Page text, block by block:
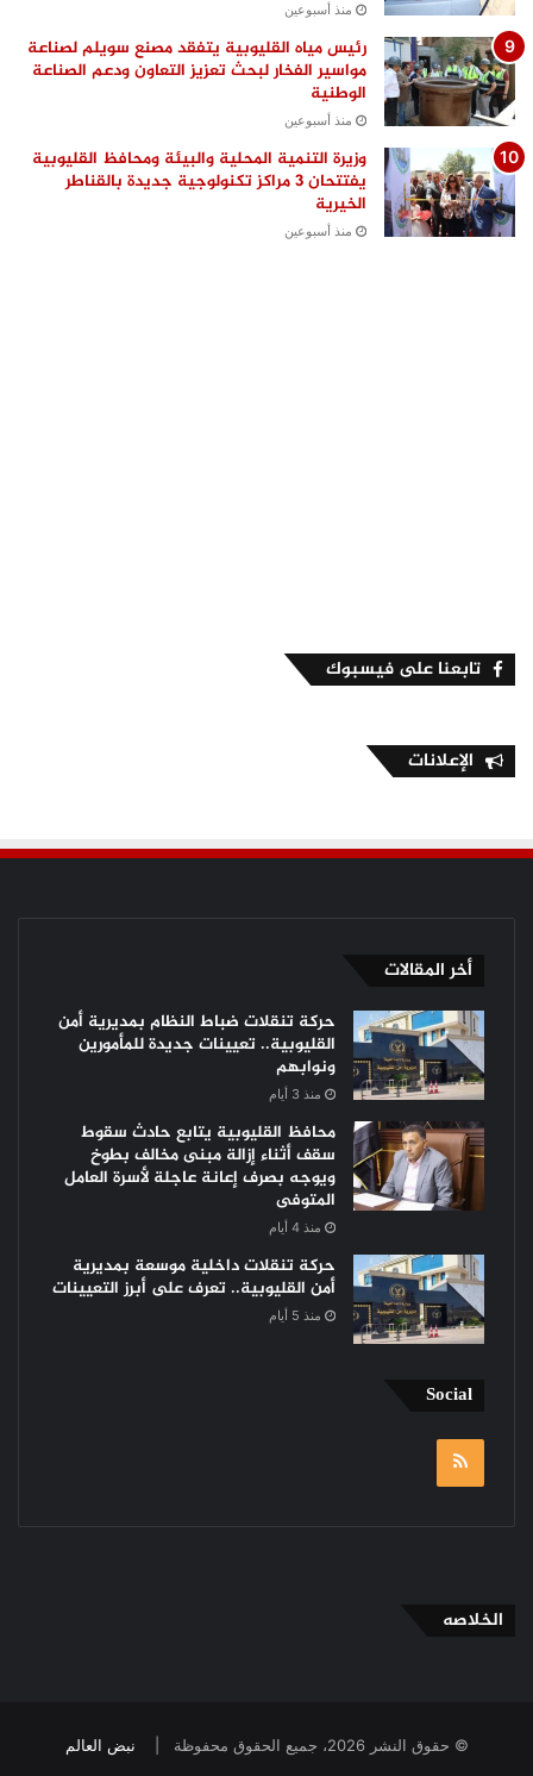
منذ أسبوعين
رئيس مياه القليوبية يتفقد مصنع سويلم لصناعة
مواسير الفخار لبحث تعزيز التعاون ودعم الصناعة
الوطنية
منذ أسبوعين
وزيرة التنمية المحلية والبيئة ومحافظ القليوبية
يفتتحان 3 مراكز تكنولوجية جديدة بالقناطر
الخيرية
منذ أسبوعين
تابعنا على فيسبوك
الإعلانات
أخر المقالات
حركة تنقلات ضباط النظام بمديرية أمن
القليوبية.. تعيينات جديدة للمأمورين
ونوابهم
منذ 3 أيام
محافظ القليوبية يتابع حادث سقوط
سقف أثناء إزالة مبنى مخالف بطوخ
ويوجه بصرف إعانة عاجلة لأسرة العامل
المتوفى
منذ 4 أيام
حركة تنقلات داخلية موسعة بمديرية
أمن القليوبية.. تعرف على أبرز التعيينات
منذ 5 أيام
Social
RSS
الخلاصه
© حقوق النشر 2026، جميع الحقوق محفوظة |
نبض العالم